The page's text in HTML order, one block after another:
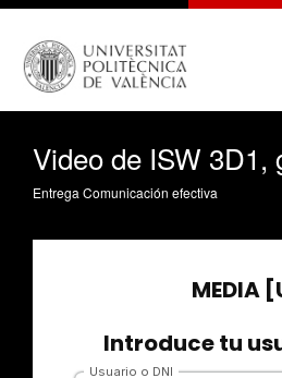
Video de ISW 3D1,
Entrega Comunicación efectiva